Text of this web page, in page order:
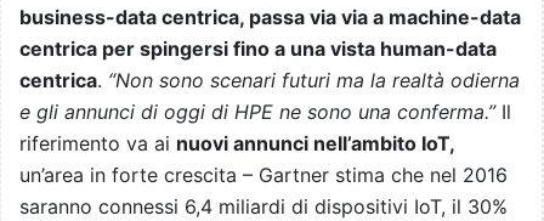
business-data centrica, passa via via a machine-data
centrica per spingersi fino a una vista human-data
centrica. “Non sono scenari futuri ma la realtà odierna
e gli annunci di oggi di HPE ne sono una conferma.” Il
riferimento va ai nuovi annunci nell’ambito IoT,
un’area in forte crescita – Gartner stima che nel 2016
saranno connessi 6,4 miliardi di dispositivi IoT, il 30%